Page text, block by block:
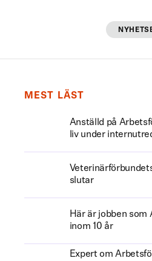
MEST LÄST
Anställd på
liv under
slutar
Här är jobben som
inom 10 år
Expert om